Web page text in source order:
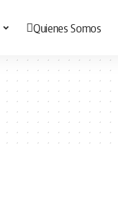
Quienes Somos